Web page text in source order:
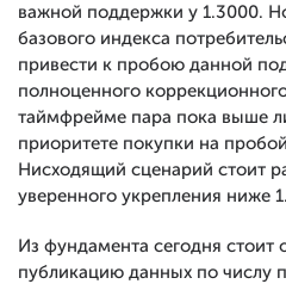
важной поддержки у 1.3000.
базового индекса
привести к пробою данной
полноценного
таймфрейме пара пока выше
приоритете покупки на
Нисходящий сценарий стоит
уверенного укрепления ниже
Из фундамента сегодня стоит
публикацию данных по числу